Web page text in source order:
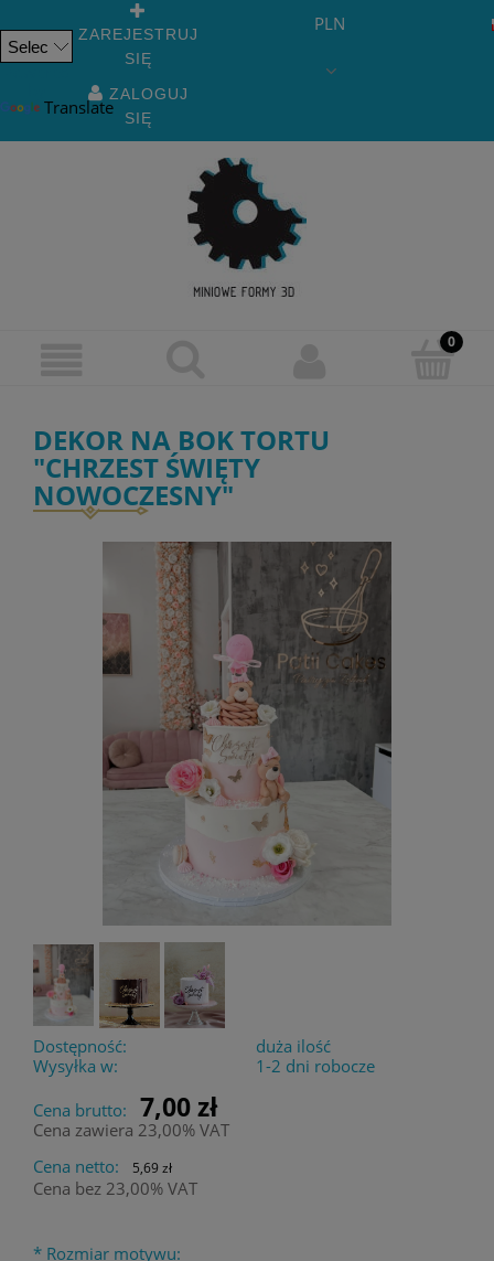
Translate
ZAREJESTRUJ
SIĘ
ZALOGUJ
SIĘ
PLN
DEKOR NA BOK TORTU
"CHRZEST ŚWIĘTY
NOWOCZESNY"
Dostępność:
duża ilość
Wysyłka w:
1-2 dni robocze
Cena brutto:
7,00 zł
Cena zawiera 23,00% VAT
Cena netto:
5,69 zł
Cena bez 23,00% VAT
* Rozmiar motywu: